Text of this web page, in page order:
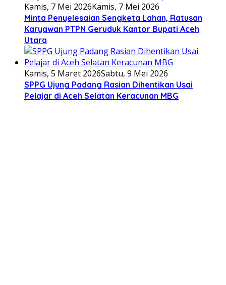
Kamis, 7 Mei 2026Kamis, 7 Mei 2026
Minta Penyelesaian Sengketa Lahan, Ratusan
Karyawan PTPN Geruduk Kantor Bupati Aceh
Utara
Kamis, 5 Maret 2026Sabtu, 9 Mei 2026
SPPG Ujung Padang Rasian Dihentikan Usai
Pelajar di Aceh Selatan Keracunan MBG